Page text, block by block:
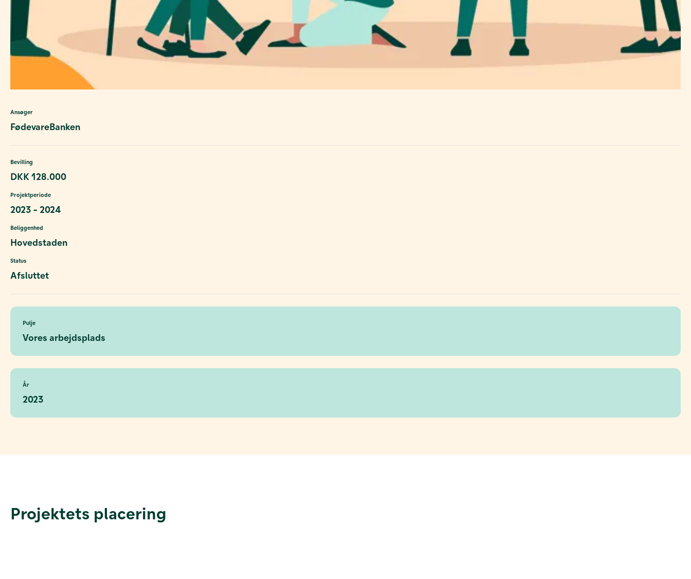
Ansøger
FødevareBanken
Bevilling
DKK 128.000
Projektperiode
2023 - 2024
Beliggenhed
Hovedstaden
Status
Afsluttet
Pulje
Vores arbejdsplads
År
2023
Projektets placering